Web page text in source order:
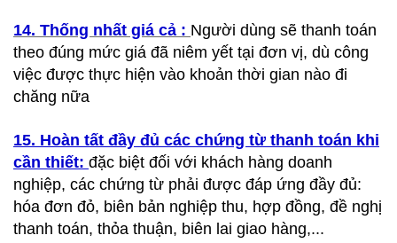
14. Thống nhất giá cả : Người dùng sẽ thanh toán
theo đúng mức giá đã niêm yết tại đơn vị, dù công
việc được thực hiện vào khoản thời gian nào đi
chăng nữa
15. Hoàn tất đầy đủ các chứng từ thanh toán khi
cần thiết: đặc biệt đối với khách hàng doanh
nghiệp, các chứng từ phải được đáp ứng đầy đủ:
hóa đơn đỏ, biên bản nghiệp thu, hợp đồng, đề nghị
thanh toán, thỏa thuận, biên lai giao hàng,...